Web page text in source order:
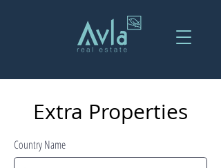
Extra Properties
Country Name